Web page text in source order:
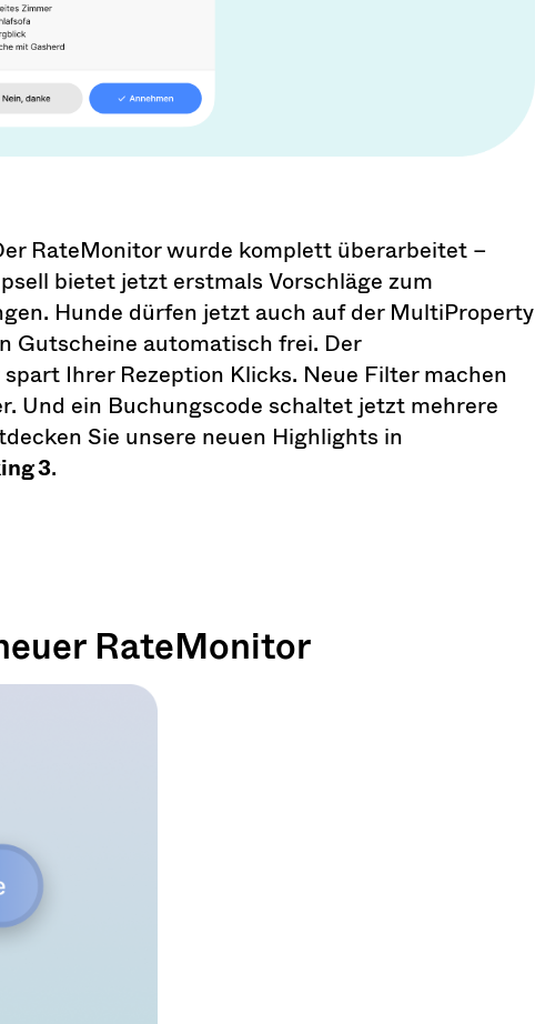
RateMonitor wurde komplett überarbeitet –
bietet jetzt erstmals Vorschläge zum
Hunde dürfen jetzt auch auf der MultiProperty
Gutscheine automatisch frei. Der
Ihrer Rezeption Klicks. Neue Filter machen
Und ein Buchungscode schaltet jetzt mehrere
Sie unsere neuen Highlights in
3.
RateMonitor